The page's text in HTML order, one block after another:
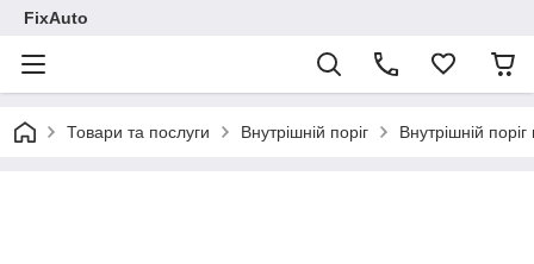
FixAuto
Товари та послуги Внутрішній поріг Внутрішній